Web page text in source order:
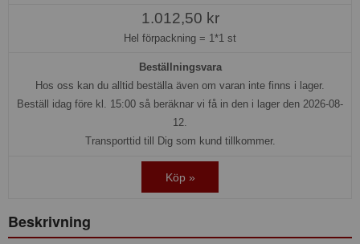
1.012,50 kr
Hel förpackning = 1*1 st
Beställningsvara
Hos oss kan du alltid beställa även om varan inte finns i lager.
Beställ idag före kl. 15:00 så beräknar vi få in den i lager den 2026-08-
12.
Transporttid till Dig som kund tillkommer.
Köp »
Beskrivning